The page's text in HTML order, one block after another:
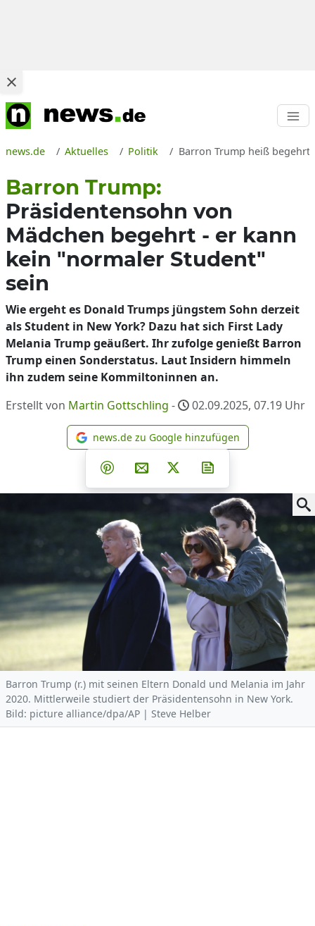
news.de Aktuelles Politik Barron Trump heiß begehrt
Barron Trump:
Präsidentensohn von
Mädchen begehrt - er kann
kein "normaler Student"
sein
Wie ergeht es Donald Trumps jüngstem Sohn derzeit
als Student in New York? Dazu hat sich First Lady
Melania Trump geäußert. Ihr zufolge genießt Barron
Trump einen Sonderstatus. Laut Insidern himmeln
ihn zudem seine Kommiltoninnen an.
Erstellt von Martin Gottschling - 02.09.2025, 07.19 Uhr
news.de zu Google
news.de zu Google hinzufügen
Teilen auf Facebook
Teilen auf Whatsapp
Teilen auf Telegram
Teilen auf Pinterest
Per E-Mail teilen
Post auf X
Barron Trump (r.) mit seinen Eltern Donald und Melania im Jahr
2020. Mittlerweile studiert der Präsidentensohn in New York.
Bild: picture alliance/dpa/AP | Steve Helber